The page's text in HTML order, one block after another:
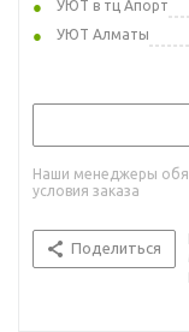
УЮТ в тц Апорт
УЮТ Алматы
Наши менеджеры
условия заказа
Поделиться